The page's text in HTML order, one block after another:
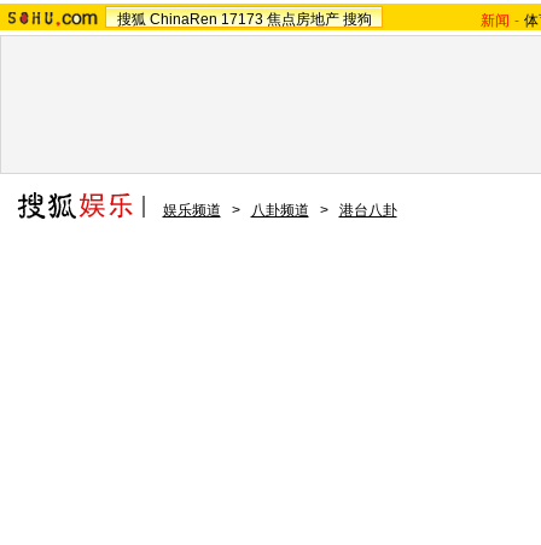
搜狐 ChinaRen 17173 焦点房地产 搜狗 新闻 -
娱乐频道 > 八卦频道 > 港台八卦